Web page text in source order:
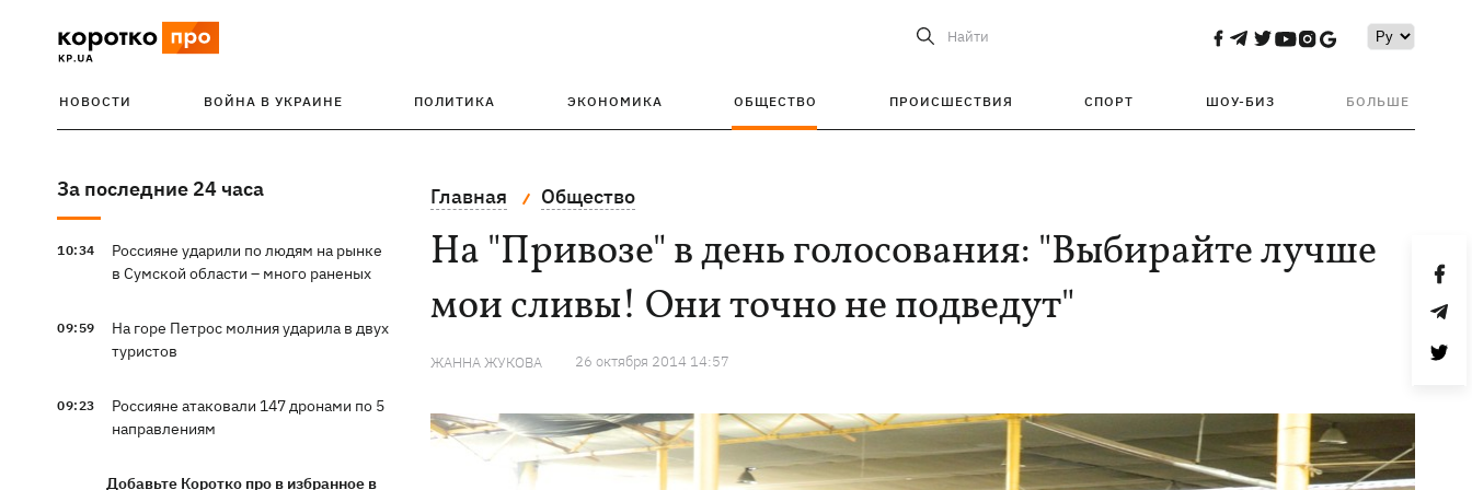
Найти
НОВОСТИ ВОЙНА В УКРАИНЕ ПОЛИТИКА ЭКОНОМИКА ОБЩЕСТВО ПРОИСШЕСТВИЯ СПОРТ ШОУ-БИЗ БОЛЬШЕ
За последние 24 часа
10:34
Россияне ударили по людям на рынке
в Сумской области – много раненых
09:59
На горе Петрос молния ударила в двух
туристов
09:23
Россияне атаковали 147 дронами по 5
направлениям
Добавьте Коротко про в избранное в
Главная Общество
На "Привозе" в день голосования: "Выбирайте лучше
мои сливы! Они точно не подведут"
ЖАННА ЖУКОВА 26 октября 2014 14:57